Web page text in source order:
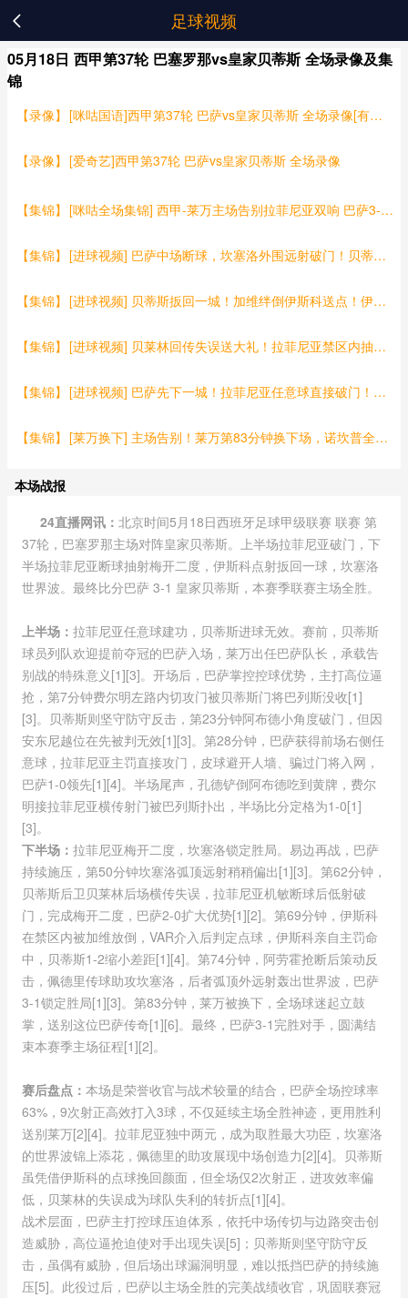
 足球视频
05月18日 西甲第37轮 巴塞罗那vs皇家贝蒂斯 全场录像及集
锦
【录像】 [咪咕国语]西甲第37轮 巴萨vs皇家贝蒂斯 全场录像[有比分]
【录像】 [爱奇艺]西甲第37轮 巴萨vs皇家贝蒂斯 全场录像
【集锦】 [咪咕全场集锦] 西甲-莱万主场告别拉菲尼亚双响 巴萨3-1贝蒂斯主场全胜
【集锦】 [进球视频] 巴萨中场断球，坎塞洛外围远射破门！贝蒂斯门将毫无反应！
【集锦】 [进球视频] 贝蒂斯扳回一城！加维绊倒伊斯科送点！伊斯科亲自主罚命中！
【集锦】 [进球视频] 贝莱林回传失误送大礼！拉菲尼亚禁区内抽射破门！
【集锦】 [进球视频] 巴萨先下一城！拉菲尼亚任意球直接破门！贝蒂斯门将判断失误！
【集锦】 [莱万换下] 主场告别！莱万第83分钟换下场，诺坎普全场球迷起立鼓掌致敬！
本场战报
24直播网讯： 北京时间5月18日西班牙足球甲级联赛 联赛 第
37轮，巴塞罗那主场对阵皇家贝蒂斯。上半场拉菲尼亚破门，下
半场拉菲尼亚断球抽射梅开二度，伊斯科点射扳回一球，坎塞洛
世界波。最终比分巴萨 3-1 皇家贝蒂斯，本赛季联赛主场全胜。
上半场： 拉菲尼亚任意球建功，贝蒂斯进球无效。赛前，贝蒂斯
球员列队欢迎提前夺冠的巴萨入场，莱万出任巴萨队长，承载告
别战的特殊意义[1][3]。开场后，巴萨掌控控球优势，主打高位逼
抢，第7分钟费尔明左路内切攻门被贝蒂斯门将巴列斯没收[1]
[3]。贝蒂斯则坚守防守反击，第23分钟阿布德小角度破门，但因
安东尼越位在先被判无效[1][3]。第28分钟，巴萨获得前场右侧任
意球，拉菲尼亚主罚直接攻门，皮球避开人墙、骗过门将入网，
巴萨1-0领先[1][4]。半场尾声，孔德铲倒阿布德吃到黄牌，费尔
明接拉菲尼亚横传射门被巴列斯扑出，半场比分定格为1-0[1]
[3]。
下半场： 拉菲尼亚梅开二度，坎塞洛锁定胜局。易边再战，巴萨
持续施压，第50分钟坎塞洛弧顶远射稍稍偏出[1][3]。第62分钟，
贝蒂斯后卫贝莱林后场横传失误，拉菲尼亚机敏断球后低射破
门，完成梅开二度，巴萨2-0扩大优势[1][2]。第69分钟，伊斯科
在禁区内被加维放倒，VAR介入后判定点球，伊斯科亲自主罚命
中，贝蒂斯1-2缩小差距[1][4]。第74分钟，阿劳霍抢断后策动反
击，佩德里传球助攻坎塞洛，后者弧顶外远射轰出世界波，巴萨
3-1锁定胜局[1][3]。第83分钟，莱万被换下，全场球迷起立鼓
掌，送别这位巴萨传奇[1][6]。最终，巴萨3-1完胜对手，圆满结
束本赛季主场征程[1][2]。
赛后盘点： 本场是荣誉收官与战术较量的结合，巴萨全场控球率
63%，9次射正高效打入3球，不仅延续主场全胜神迹，更用胜利
送别莱万[2][4]。拉菲尼亚独中两元，成为取胜最大功臣，坎塞洛
的世界波锦上添花，佩德里的助攻展现中场创造力[2][4]。贝蒂斯
虽凭借伊斯科的点球挽回颜面，但全场仅2次射正，进攻效率偏
低，贝莱林的失误成为球队失利的转折点[1][4]。
战术层面，巴萨主打控球压迫体系，依托中场传切与边路突击创
造威胁，高位逼抢迫使对手出现失误[5]；贝蒂斯则坚守防守反
击，虽偶有威胁，但后场出球漏洞明显，难以抵挡巴萨的持续施
压[5]。此役过后，巴萨以主场全胜的完美战绩收官，巩固联赛冠